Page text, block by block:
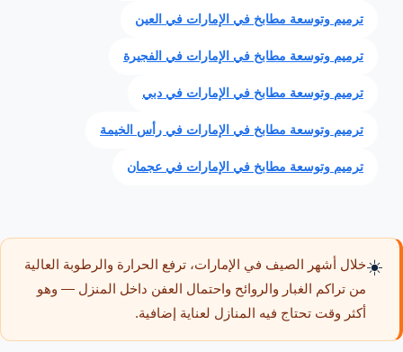
ترميم وتوسعة مطابخ في الإمارات في العين
ترميم وتوسعة مطابخ في الإمارات في الفجيرة
ترميم وتوسعة مطابخ في الإمارات في دبي
ترميم وتوسعة مطابخ في الإمارات في رأس الخيمة
ترميم وتوسعة مطابخ في الإمارات في عجمان
☀️خلال أشهر الصيف في الإمارات، ترفع الحرارة والرطوبة العالية
من تراكم الغبار والروائح واحتمال العفن داخل المنزل — وهو
أكثر وقت تحتاج فيه المنازل لعناية إضافية.